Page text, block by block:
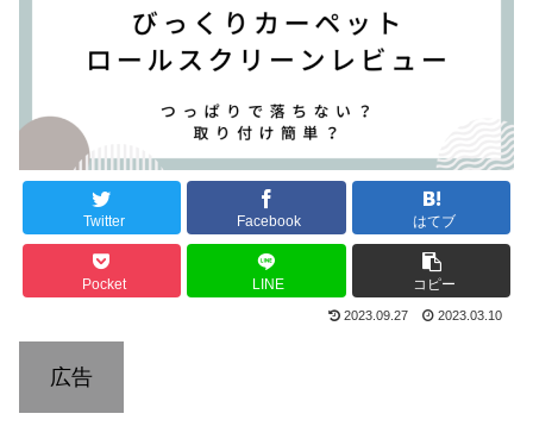
Twitter Facebook はてブ
Pocket LINE コピー
2023.09.27 2023.03.10
広告